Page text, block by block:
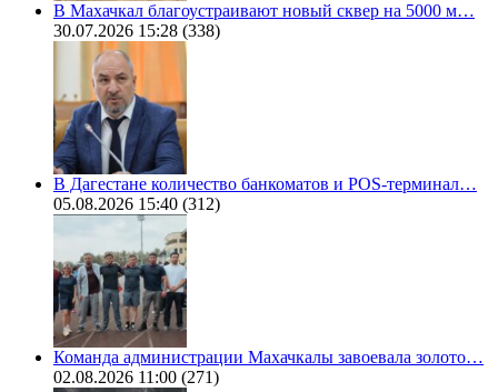
В Махачкал благоустраивают новый сквер на 5000 м…
30.07.2026 15:28 (338)
В Дагестане количество банкоматов и POS-терминал…
05.08.2026 15:40 (312)
Команда администрации Махачкалы завоевала золото…
02.08.2026 11:00 (271)